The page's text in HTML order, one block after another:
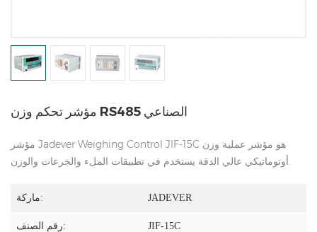
مؤشر تحكم وزن RS485 الصناعي
مؤشر Jadever Weighing Control JIF-15C هو مؤشر عملية وزن
أوتوماتيكي عالي الدقة يستخدم في تطبيقات الملء والجرعات والوزن.
ماركة: JADEVER
رقم الصنف: JIF-15C